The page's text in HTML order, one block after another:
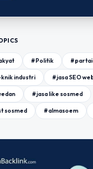
#Politik
industri #jasa SEO
#jasa like sosmed
sosmed #almasoem